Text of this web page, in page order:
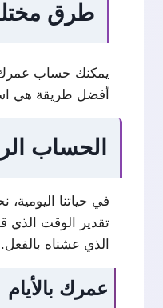
طرق
يمكنك حساب عمرك
أفضل طريقة هي
الحساب
في حياتنا
تقدير الوقت الذي
الذي عشناه بالفعل.
عمرك بالأيام